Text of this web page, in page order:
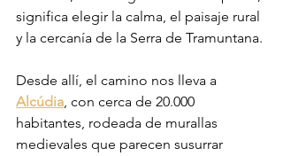
significa elegir la calma, el paisaje rural
y la cercanía de la Serra de Tramuntana.
Desde allí, el camino nos lleva a
Alcúdia, con cerca de 20.000
habitantes, rodeada de murallas
medievales que parecen susurrar